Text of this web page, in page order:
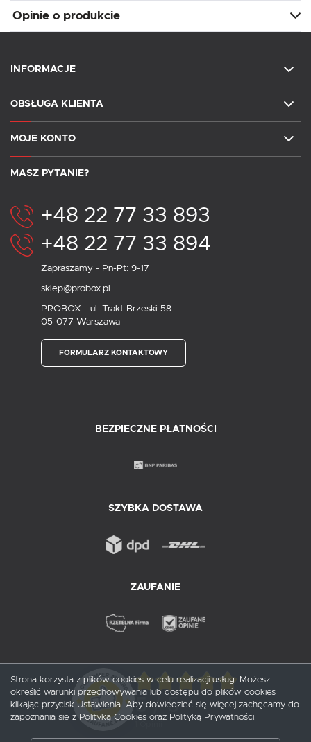
Opinie o produkcie
INFORMACJE
OBSŁUGA KLIENTA
MOJE KONTO
MASZ PYTANIE?
+48 22 77 33 893
+48 22 77 33 894
Zapraszamy - Pn-Pt: 9-17
sklep@probox.pl
PROBOX - ul. Trakt Brzeski 58
05-077 Warszawa
FORMULARZ KONTAKTOWY
BEZPIECZNE PŁATNOŚCI
SZYBKA DOSTAWA
ZAUFANIE
5/ 5
Strona korzysta z plików cookies w celu realizacji usług. Możesz
określić warunki przechowywania lub dostępu do plików cookies
klikając przycisk Ustawienia. Aby dowiedzieć się więcej zachęcamy do
zapoznania się z Polityką Cookies oraz Polityką Prywatności.